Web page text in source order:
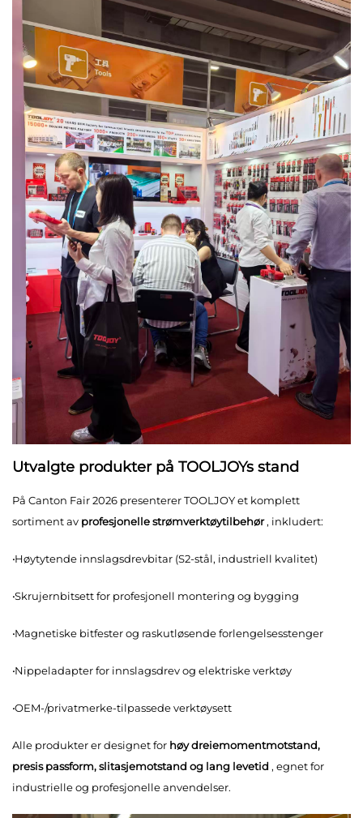
Utvalgte produkter på TOOLJOYs stand
På Canton Fair 2026 presenterer TOOLJOY et komplett
sortiment av profesjonelle strømverktøytilbehør, inkludert:
·Høytytende innslagsdrevbitar (S2-stål, industriell kvalitet)
·Skrujernbitsett for profesjonell montering og bygging
·Magnetiske bitfester og raskutløsende forlengelsesstenger
·Nippeladapter for innslagsdrev og elektriske verktøy
·OEM-/privatmerke-tilpassede verktøysett
Alle produkter er designet for høy dreiemomentmotstand,
presis passform, slitasjemotstand og lang levetid , egnet for
industrielle og profesjonelle anvendelser.